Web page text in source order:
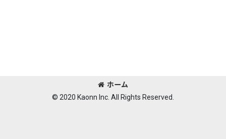
ホーム
© 2020 Kaonn Inc. All Rights Reserved.